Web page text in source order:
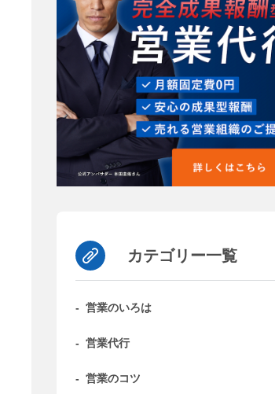
カテゴリー一覧
- 営業のいろは
- 営業代行
- 営業のコツ